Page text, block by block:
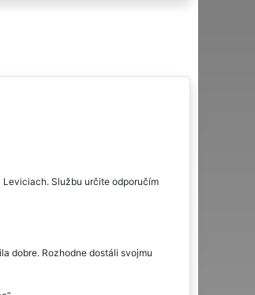
Leviciach. Službu určite odporučím
dobre. Rozhodne dostáli svojmu